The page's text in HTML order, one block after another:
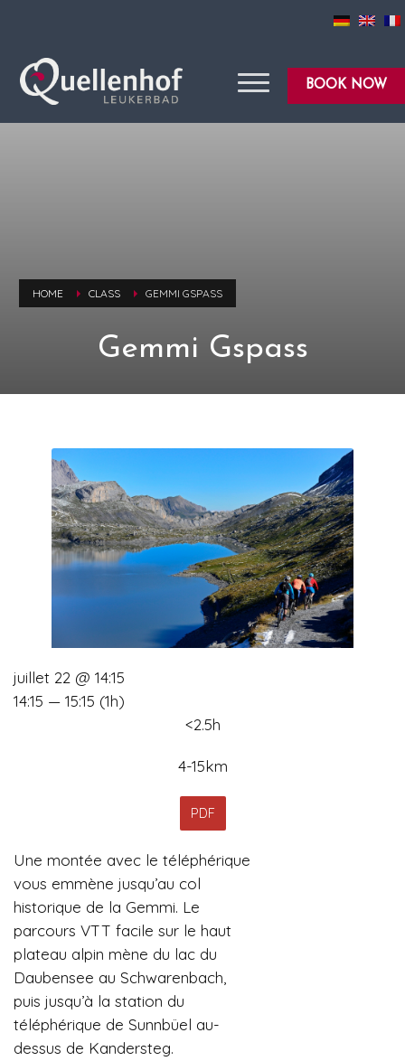
BOOK NOW
HOME CLASS GEMMI GSPASS
Gemmi Gspass
Une montée avec le téléphérique
vous emmène jusqu’au col
historique de la Gemmi. Le
parcours VTT facile sur le haut
plateau alpin mène du lac du
Daubensee au Schwarenbach,
puis jusqu’à la station du
téléphérique de Sunnbüel au-
dessus de Kandersteg.
juillet 22 @ 14:15
14:15 — 15:15 (1h)
<2.5h
4-15km
PDF